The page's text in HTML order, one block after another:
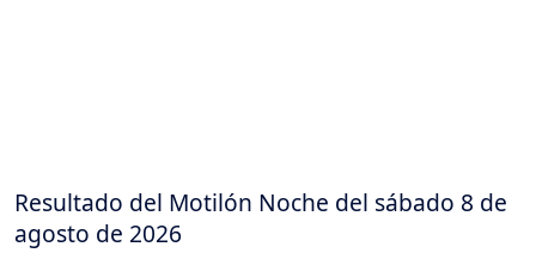
Resultado del Motilón Noche del sábado 8 de
agosto de 2026